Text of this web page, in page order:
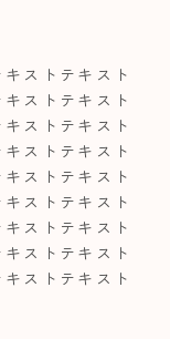
ストテキスト
ストテキスト
ストテキスト
ストテキスト
ストテキスト
ストテキスト
ストテキスト
ストテキスト
ストテキスト